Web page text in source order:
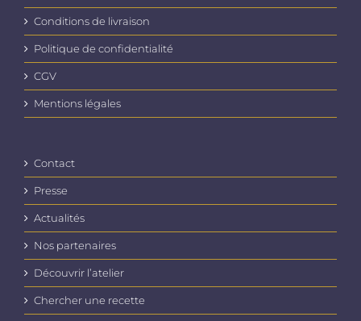
choisies
page
produit
Conditions de livraison
Politique de confidentialité
CGV
Mentions légales
Contact
Presse
Actualités
Nos partenaires
Découvrir l’atelier
Chercher une recette